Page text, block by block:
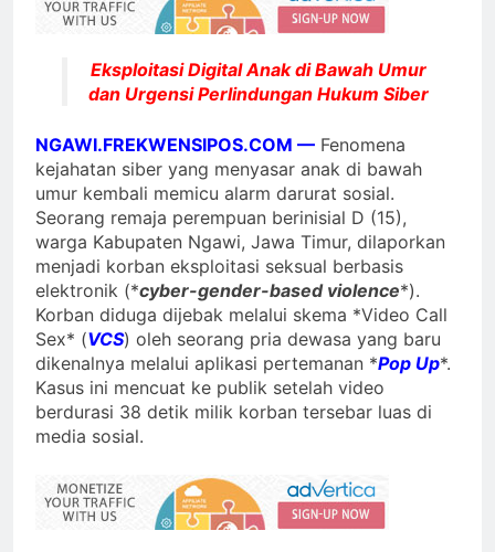
Eksploitasi Digital Anak di Bawah Umur
dan Urgensi Perlindungan Hukum Siber
NGAWI.FREKWENSIPOS.COM — Fenomena
kejahatan siber yang menyasar anak di bawah
umur kembali memicu alarm darurat sosial.
Seorang remaja perempuan berinisial D (15),
warga Kabupaten Ngawi, Jawa Timur, dilaporkan
menjadi korban eksploitasi seksual berbasis
elektronik (*cyber-gender-based violence*).
Korban diduga dijebak melalui skema *Video Call
Sex* (VCS) oleh seorang pria dewasa yang baru
dikenalnya melalui aplikasi pertemanan *Pop Up*.
Kasus ini mencuat ke publik setelah video
berdurasi 38 detik milik korban tersebar luas di
media sosial.